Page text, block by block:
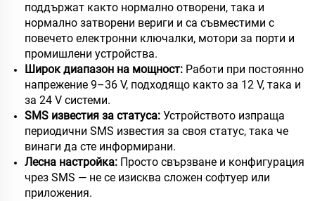
поддържат както нормално отворени, така и
нормално затворени вериги и са съвместими с
повечето електронни ключалки, мотори за порти и
промишлени устройства.
Широк диапазон на мощност: Работи при постоянно
напрежение 9–36 V, подходящо както за 12 V, така и
за 24 V системи.
SMS известия за статуса: Устройството изпраща
периодични SMS известия за своя статус, така че
винаги да сте информирани.
Лесна настройка: Просто свързване и конфигурация
чрез SMS — не се изисква сложен софтуер или
приложения.